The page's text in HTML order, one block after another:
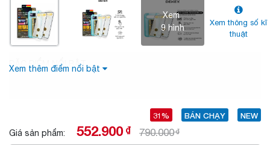
Xem
9 hình
Xem thông số kĩ
thuật
ĐẶC ĐIỂM NỔI BẬT
Xem thêm điểm nổi bật
31% BÁN CHẠY
NEW
Giá sản phẩm:
552.900₫ 790.000₫